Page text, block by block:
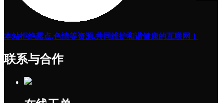
本站拒绝露点,色情等资源,共同维护和谐健康的互联网！
联系与合作